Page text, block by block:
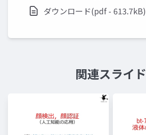
ダウンロード(pdf - 613.7kB)
関連スライド